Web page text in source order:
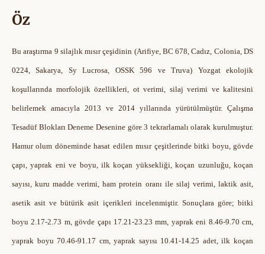
Öz
Bu araştırma 9 silajlık mısır çeşidinin (Arifiye, BC 678, Cadız, Colonia, DS
0224, Sakarya, Sy Lucrosa, OSSK 596 ve Truva) Yozgat ekolojik
koşullarında morfolojik özellikleri, ot verimi, silaj verimi ve kalitesini
belirlemek amacıyla 2013 ve 2014 yıllarında yürütülmüştür. Çalışma
Tesadüf Blokları Deneme Desenine göre 3 tekrarlamalı olarak kurulmuştur.
Hamur olum döneminde hasat edilen mısır çeşitlerinde bitki boyu, gövde
çapı, yaprak eni ve boyu, ilk koçan yüksekliği, koçan uzunluğu, koçan
sayısı, kuru madde verimi, ham protein oranı ile silaj verimi, laktik asit,
asetik asit ve bütürik asit içerikleri incelenmiştir. Sonuçlara göre; bitki
boyu 2.17-2.73 m, gövde çapı 17.21-23.23 mm, yaprak eni 8.46-9.70 cm,
yaprak boyu 70.46-91.17 cm, yaprak sayısı 10.41-14.25 adet, ilk koçan